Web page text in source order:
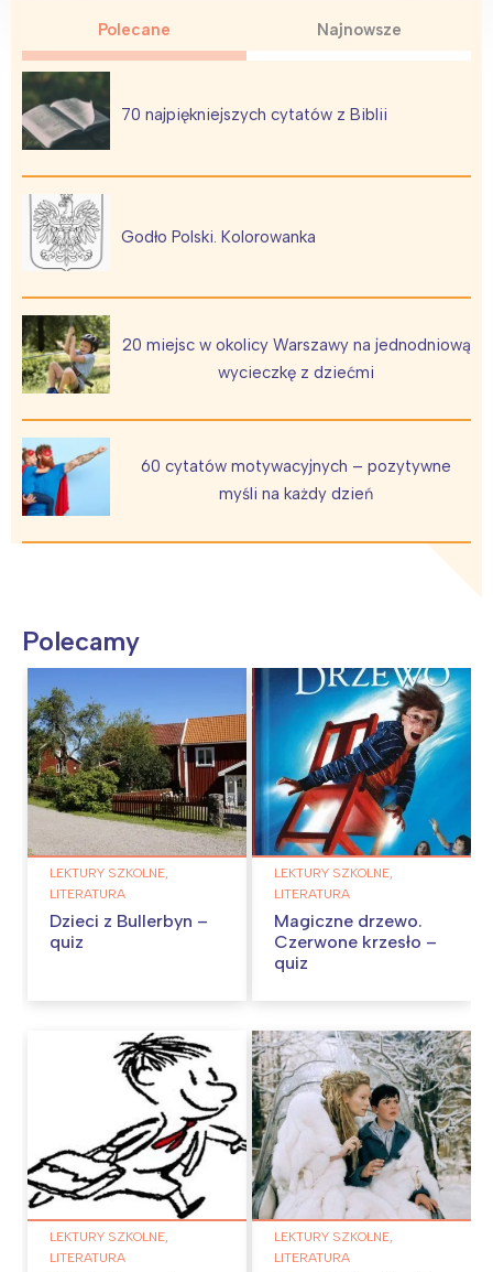
Polecane Najnowsze
70 najpiękniejszych cytatów z Biblii
Godło Polski. Kolorowanka
20 miejsc w okolicy Warszawy na jednodniową
wycieczkę z dziećmi
60 cytatów motywacyjnych – pozytywne
myśli na każdy dzień
Polecamy
LEKTURY SZKOLNE,
LITERATURA
Dzieci z Bullerbyn –
quiz
LEKTURY SZKOLNE,
LITERATURA
Magiczne drzewo.
Czerwone krzesło –
quiz
LEKTURY SZKOLNE,
LITERATURA
LEKTURY SZKOLNE,
LITERATURA